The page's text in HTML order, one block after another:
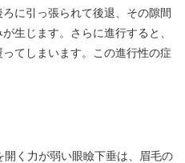
に引っ張られて後退、その隙間
生じます。さらに進行すると、
てしまいます。この進行性の症
く力が弱い眼瞼下垂は、眉毛の